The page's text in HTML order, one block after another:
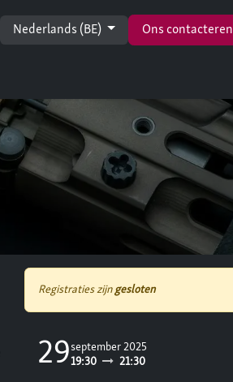
Nederlands (BE) Ons contacteren
Registraties zijngesloten
29september 2025
19:30
21:30